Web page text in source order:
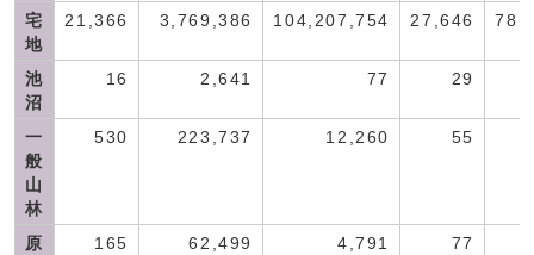
宅
地
21,366 3,769,386 104,207,754 27,646
池
沼
16 2,641 77 29
一
般
山
林
530 223,737 12,260 55
原
165 62,499 4,791 77